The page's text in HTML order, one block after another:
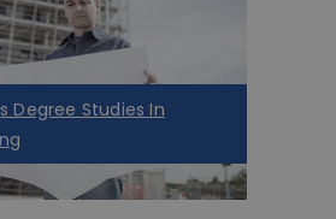
Degree Studies In